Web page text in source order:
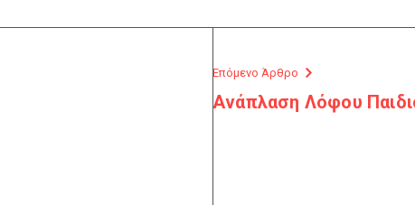
Επόμενο Άρθρο
Ανάπλαση Λόφου